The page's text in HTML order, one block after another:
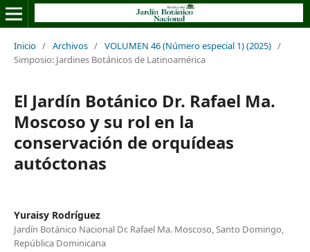
Inicio / Archivos / VOLUMEN 46 (Número especial 1) (2025) /
Simposio: Jardines Botánicos de Latinoamérica
El Jardín Botánico Dr. Rafael Ma.
Moscoso y su rol en la
conservación de orquídeas
autóctonas
Yuraisy Rodríguez
Jardín Botánico Nacional Dr. Rafael Ma. Moscoso, Santo Domingo,
República Dominicana